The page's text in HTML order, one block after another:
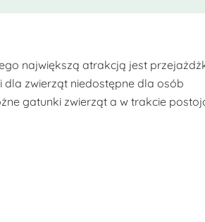
największą atrakcją jest
zwierząt niedostępne dla osób
gatunki zwierząt a w trakcie